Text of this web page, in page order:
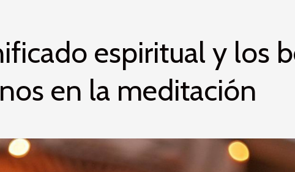
espiritual y los
en la meditación